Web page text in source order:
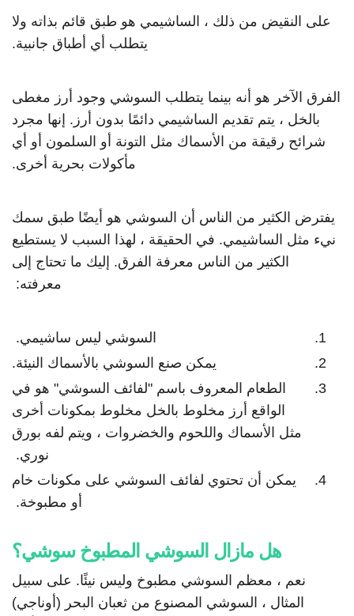
على النقيض من ذلك ، الساشيمي هو طبق قائم بذاته ولا
يتطلب أي أطباق جانبية.
الفرق الآخر هو أنه بينما يتطلب السوشي وجود أرز مغطى
بالخل ، يتم تقديم الساشيمي دائمًا بدون أرز. إنها مجرد
شرائح رقيقة من الأسماك مثل التونة أو السلمون أو أي
مأكولات بحرية أخرى.
يفترض الكثير من الناس أن السوشي هو أيضًا طبق سمك
نيء مثل الساشيمي. في الحقيقة ، لهذا السبب لا يستطيع
الكثير من الناس معرفة الفرق. إليك ما تحتاج إلى
معرفته:
السوشي ليس ساشيمي.
يمكن صنع السوشي بالأسماك النيئة.
الطعام المعروف باسم "لفائف السوشي" هو في
الواقع أرز مخلوط بالخل مخلوط بمكونات أخرى
مثل الأسماك واللحوم والخضروات ، ويتم لفه بورق
نوري.
يمكن أن تحتوي لفائف السوشي على مكونات خام
أو مطبوخة.
هل مازال السوشي المطبوخ سوشي؟
نعم ، معظم السوشي مطبوخ وليس نيئًا. على سبيل
المثال ، السوشي المصنوع من ثعبان البحر (أوناجي)